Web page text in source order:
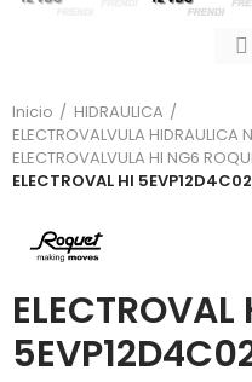
Inicio
HIDRAULICA
ELECTROVALVULA HIDRAULICA
ELECTROVALVULA HI NG6
ELECTROVAL HI
ELECTROVAL